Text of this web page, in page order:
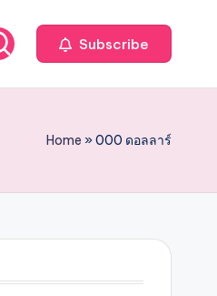
Subscribe
Home »000 ดอลลาร์